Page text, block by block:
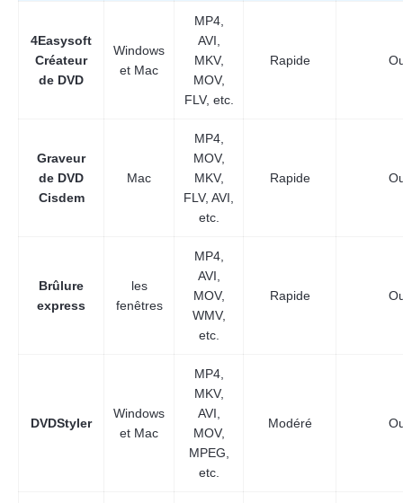
4Easysoft
Créateur
de DVD
Windows
et Mac
MP4,
AVI,
MKV,
MOV,
FLV, etc.
Rapide
Graveur
de DVD
Cisdem
Mac
MP4,
MOV,
MKV,
FLV, AVI,
etc.
Rapide
Brûlure
express
les
fenêtres
MP4,
AVI,
MOV,
WMV,
etc.
Rapide
DVDStyler
Windows
et Mac
MP4,
MKV,
AVI,
MOV,
MPEG,
etc.
Modéré